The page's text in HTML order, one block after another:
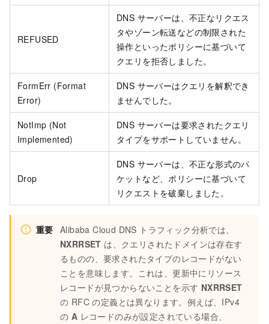
REFUSED
DNS サーバーは、不正なリクエス
タやゾーン転送などの制限された
操作といったポリシーに基づいて
クエリを拒否しました。
FormErr (Format
Error)
DNS サーバーはクエリを解釈でき
ませんでした。
NotImp (Not
Implemented)
DNS サーバーは要求されたクエリ
タイプをサポートしていません。
Drop
DNS サーバーは、不正な形式のパ
ケットなど、ポリシーに基づいて
リクエストを破棄しました。
重要 Alibaba Cloud DNS トラフィック分析では、
NXRRSET は、クエリされたドメインは存在す
るものの、要求されたタイプのレコードがない
ことを意味します。これは、更新中にリソース
レコードが見つからないことを示す NXRRSET
の RFC の定義とは異なります。例えば、IPv4
の A レコードのみが設定されている場合、